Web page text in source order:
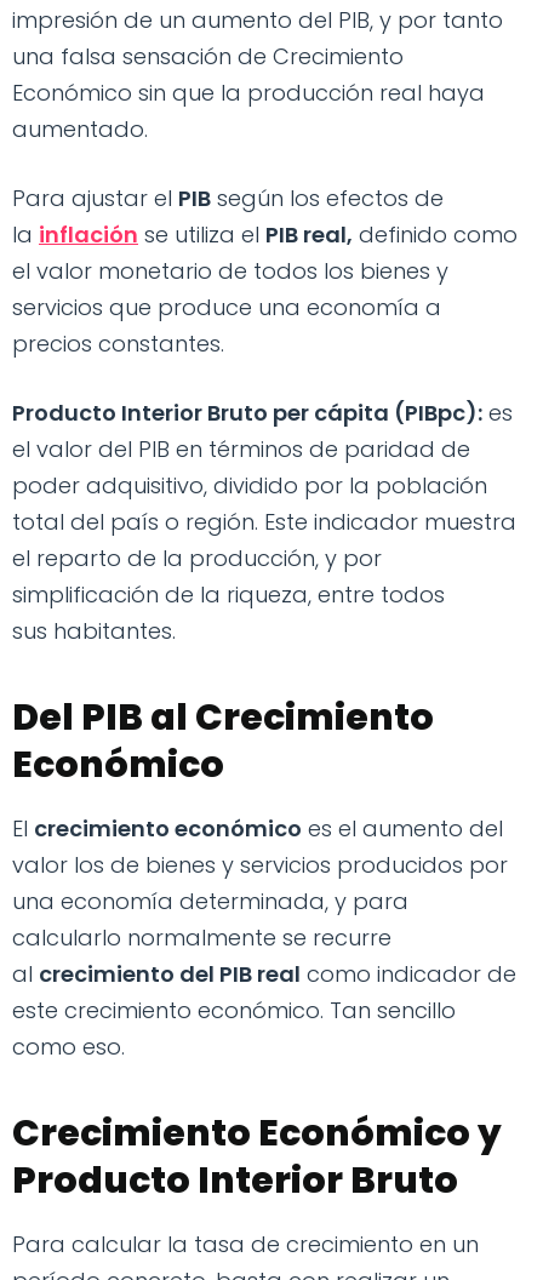
impresión de un aumento del PIB, y por tanto
una falsa sensación de Crecimiento
Económico sin que la producción real haya
aumentado.
Para ajustar el PIB según los efectos de
la inflación se utiliza el PIB real, definido como
el valor monetario de todos los bienes y
servicios que produce una economía a
precios constantes.
Producto Interior Bruto per cápita (PIBpc): es
el valor del PIB en términos de paridad de
poder adquisitivo, dividido por la población
total del país o región. Este indicador muestra
el reparto de la producción, y por
simplificación de la riqueza, entre todos
sus habitantes.
Del PIB al Crecimiento
Económico
El crecimiento económico es el aumento del
valor los de bienes y servicios producidos por
una economía determinada, y para
calcularlo normalmente se recurre
al crecimiento del PIB real como indicador de
este crecimiento económico. Tan sencillo
como eso.
Crecimiento Económico y
Producto Interior Bruto
Para calcular la tasa de crecimiento en un